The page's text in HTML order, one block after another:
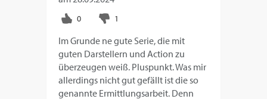
Im Grunde ne gute Serie, die mit
guten Darstellern und Action zu
überzeugen weiß. Pluspunkt. Was mir
allerdings nicht gut gefällt ist die so
genannte Ermittlungsarbeit. Denn